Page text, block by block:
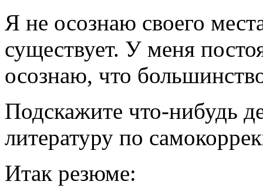
Я не осознаю своего
существует. У меня
осознаю, что
Подскажите что-нибудь
литературу по
Итак резюме: